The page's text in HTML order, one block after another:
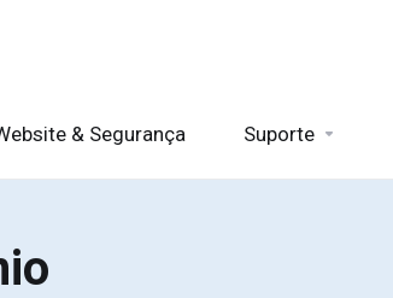
& Segurança Suporte